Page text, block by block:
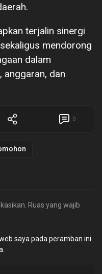
terjalin sinergi
mendorong
dalam
anggaran, dan
0
Ruas yang wajib
saya pada peramban ini